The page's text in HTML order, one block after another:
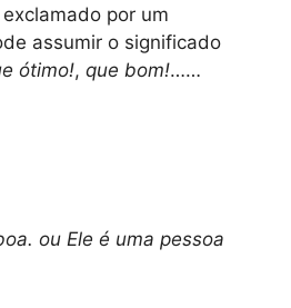
exclamado por um
assumir o significado
ótimo!, que bom!……
ou Ele é uma pessoa